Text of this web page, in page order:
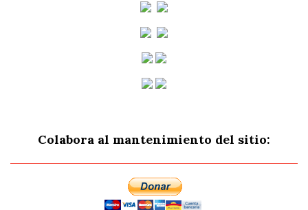
Colabora al mantenimiento del sitio: